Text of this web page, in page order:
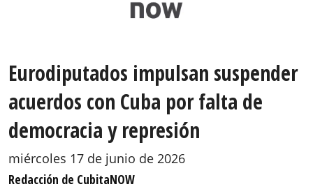
Eurodiputados impulsan suspender
acuerdos con Cuba por falta de
democracia y represión
miércoles 17 de junio de 2026
Redacción de CubitaNOW